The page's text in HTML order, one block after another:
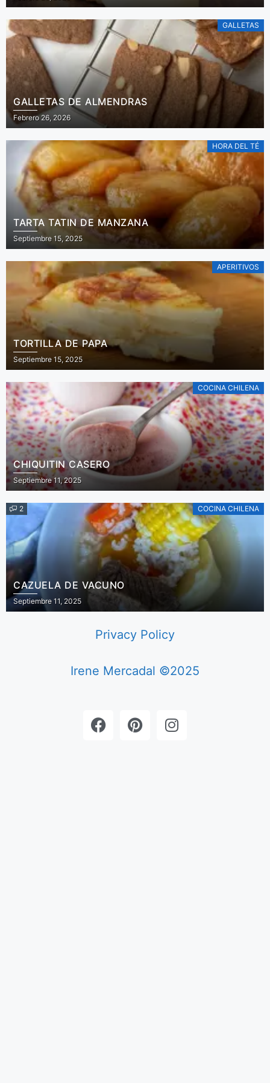
GALLETAS
GALLETAS DE ALMENDRAS
Febrero 26, 2026
HORA DEL TÉ
TARTA TATIN DE MANZANA
Septiembre 15, 2025
APERITIVOS
TORTILLA DE PAPA
Septiembre 15, 2025
COCINA CHILENA
CHIQUITIN CASERO
Septiembre 11, 2025
2 COCINA CHILENA
CAZUELA DE VACUNO
Septiembre 11, 2025
Privacy Policy
Irene Mercadal ©2025